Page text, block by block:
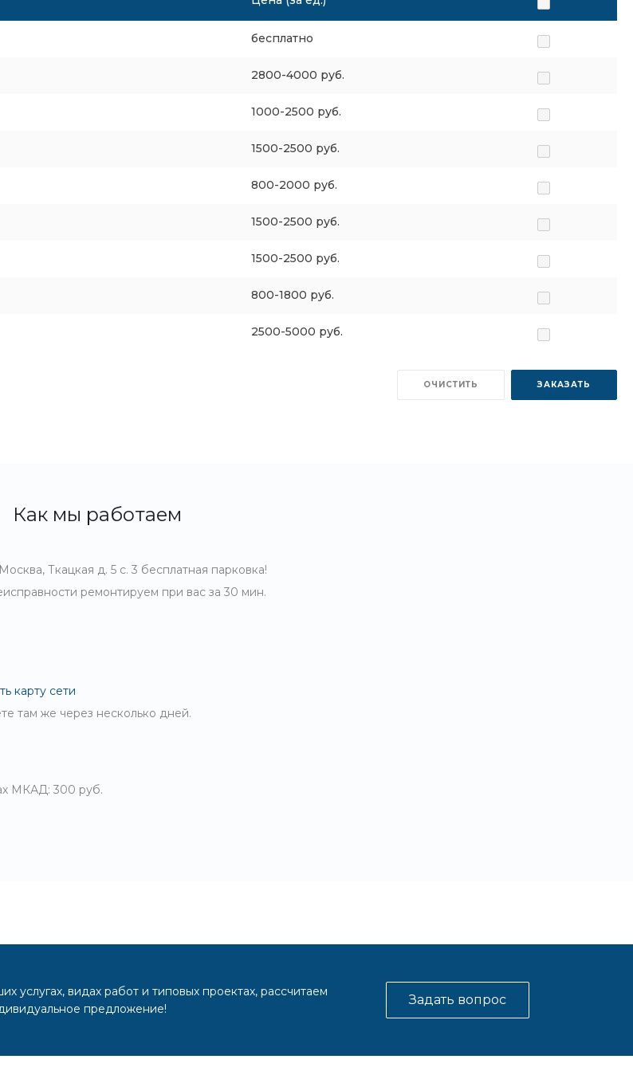
бесплатно
2800-4000 руб.
1000-2500 руб.
1500-2500 руб.
800-2000 руб.
1500-2500 руб.
1500-2500 руб.
800-1800 руб.
2500-5000 руб.
ОЧИСТИТЬ ЗАКАЗАТЬ
Как мы работаем
Ткацкая д. 5 с. 3 бесплатная парковка!
ремонтируем при вас за 30 мин.
карту сети
там же через несколько дней.
МКАД: 300 руб.
услугах, видах работ и типовых проектах, рассчитаем
предложение!
Задать вопрос